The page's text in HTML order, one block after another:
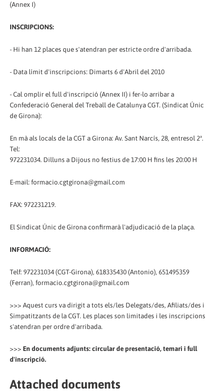
(Annex I)
INSCRIPCIONS:
- Hi han 12 places que s'atendran per estricte ordre d'arribada.
- Data límit d'inscripcions: Dimarts 6 d'Abril del 2010
- Cal omplir el full d'inscripció (Annex II) i fer-lo arribar a
Confederació General del Treball de Catalunya CGT. (Sindicat Únic
de Girona):
En mà als locals de la CGT a Girona: Av. Sant Narcís, 28, entresol 2ª.
Tel:
972231034. Dilluns a Dijous no festius de 17:00 H fins les 20:00 H
E-mail: formacio.cgtgirona@gmail.com
FAX: 972231219.
El Sindicat Únic de Girona confirmarà l'adjudicació de la plaça.
INFORMACIÓ:
Telf: 972231034 (CGT-Girona), 618335430 (Antonio), 651495359
(Ferran), formacio.cgtgirona@gmail.com
>>> Aquest curs va dirigit a tots els/les Delegats/des, Afiliats/des i
Simpatitzants de la CGT. Les places son limitades i les inscripcions
s'atendran per ordre d'arribada.
>>> En documents adjunts: circular de presentació, temari i full
d'inscripció.
Attached documents